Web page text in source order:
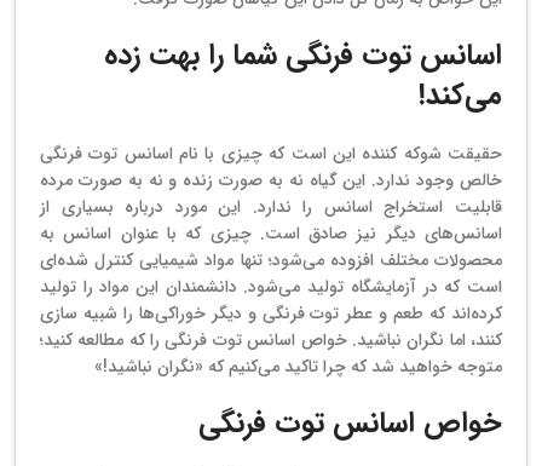
اسانس توت فرنگی شما را بهت زده
می‌کند!
حقیقت شوکه کننده این است که چیزی با نام اسانس توت فرنگی
خالص وجود ندارد. این گیاه نه به صورت زنده و نه به صورت مرده
قابلیت استخراج اسانس را ندارد. این مورد درباره بسیاری از
اسانس‌های دیگر نیز صادق است. چیزی که با عنوان اسانس به
محصولات مختلف افزوده می‌شود؛ تنها مواد شیمیایی کنترل شده‌‌ای
است که در آزمایشگاه تولید می‌شود. دانشمندان این مواد را تولید
کرده‌‌اند که طعم و عطر توت فرنگی و دیگر خوراکی‌ها را شبیه سازی
کنند، اما نگران نباشید. خواص اسانس توت فرنگی را که مطالعه کنید؛
متوجه خواهید شد که چرا تاکید می‌کنیم که «نگران نباشید!»
خواص اسانس توت فرنگی